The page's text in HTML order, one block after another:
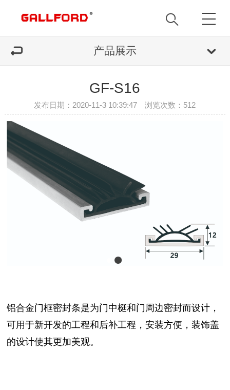
产品展示
GF-S16
发布日期：2020-11-3 10:39:47 浏览次数： 512
铝合金门框密封条是为门中梃和门周边密封而设计，
可用于新开发的工程和后补工程，安装方便，装饰盖
的设计使其更加美观。